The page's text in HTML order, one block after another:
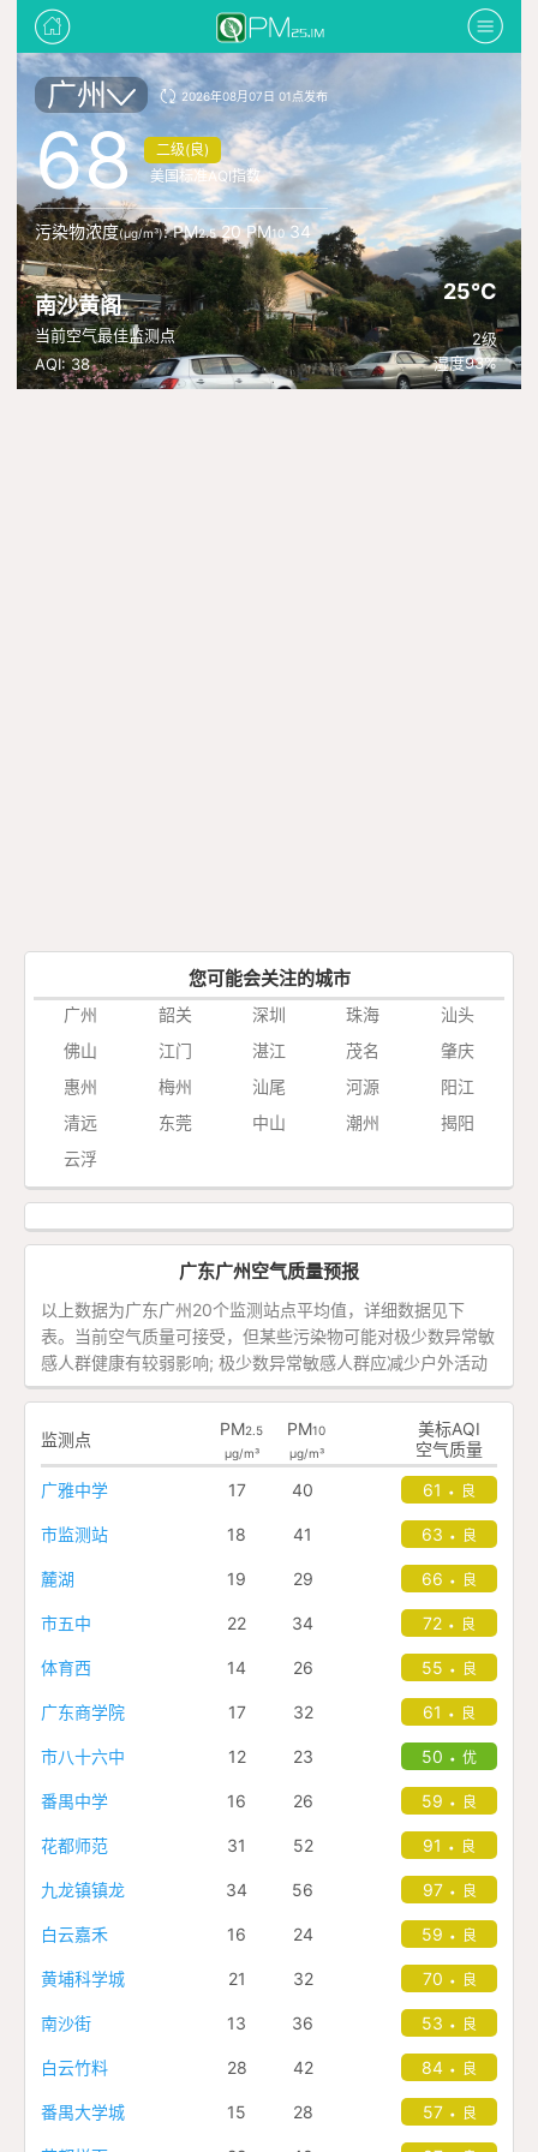
广州 2026年08月07日 01点发布
68
二级(良)
美国标准AQI指数
污染物浓度(μg/m³): PM2.520 PM1034
南沙黄阁
当前空气最佳监测点
AQI: 38
25°C
2级
湿度93%
您可能会关注的城市
广州 韶关 深圳 珠海
汕头
佛山
江门 湛江 茂名
肇庆
惠州
梅州 汕尾 河源
阳江
清远
东莞 中山 潮州
揭阳
云浮
广东广州空气质量预报
以上数据为广东广州20个监测站点平均值，详细数据见下
表。当前空气质量可接受，但某些污染物可能对极少数异常敏
感人群健康有较弱影响; 极少数异常敏感人群应减少户外活动
监测点
PM2.5
μg/m³
PM10
μg/m³
美标AQI
空气质量
广雅中学
市监测站
麓湖
市五中
体育西
广东商学院
市八十六中
番禺中学
花都师范
九龙镇镇龙
白云嘉禾
黄埔科学城
南沙街
白云竹料
番禺大学城
17
18
19
22
14
17
12
16
31
34
16
21
13
28
15
40
41
29
34
26
32
23
26
52
56
24
32
36
42
28
61 • 良
63 • 良
66 • 良
72 • 良
55 • 良
61 • 良
50 • 优
59 • 良
91 • 良
97 • 良
59 • 良
70 • 良
53 • 良
84 • 良
57 • 良